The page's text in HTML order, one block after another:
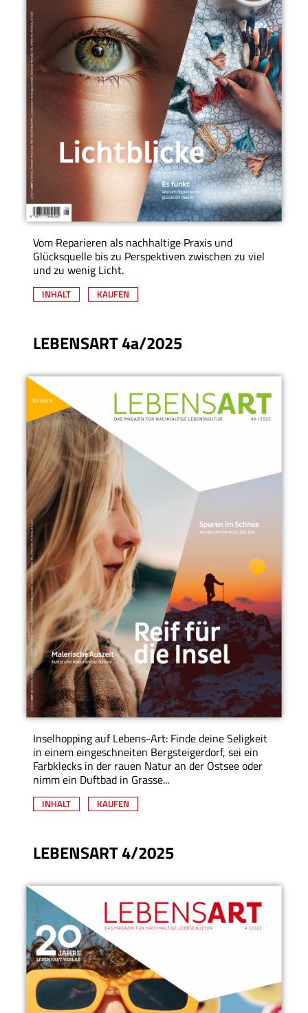
Vom Reparieren als nachhaltige Praxis und
Glücksquelle bis zu Perspektiven zwischen zu viel
und zu wenig Licht.
INHALT KAUFEN
LEBENSART 4a/2025
Inselhopping auf Lebens-Art: Finde deine Seligkeit
in einem eingeschneiten Bergsteigerdorf, sei ein
Farbklecks in der rauen Natur an der Ostsee oder
nimm ein Duftbad in Grasse...
INHALT KAUFEN
LEBENSART 4/2025